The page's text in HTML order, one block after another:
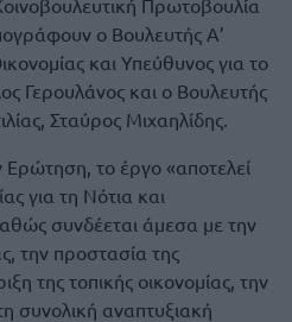
Πρωτοβουλία
ο Βουλευτής Α’
και Υπεύθυνος για το
Γερουλάνος και ο Βουλευτής
Σταύρος Μιχαηλίδης.
το έργο «αποτελεί
για τη Νότια και
συνδέεται άμεσα με την
την προστασία της
της τοπικής οικονομίας, την
συνολική αναπτυξιακή